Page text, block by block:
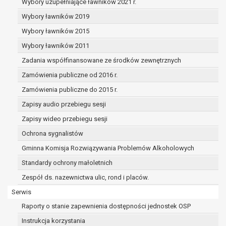
Wybory uzupełniające ławników 2021 r.
Wybory ławników 2019
Wybory ławników 2015
Wybory ławników 2011
Zadania współfinansowane ze środków zewnętrznych
Zamówienia publiczne od 2016 r.
Zamówienia publiczne do 2015 r.
Zapisy audio przebiegu sesji
Zapisy wideo przebiegu sesji
Ochrona sygnalistów
Gminna Komisja Rozwiązywania Problemów Alkoholowych
Standardy ochrony małoletnich
Zespół ds. nazewnictwa ulic, rond i placów.
Serwis
Raporty o stanie zapewnienia dostępności jednostek OSP
Instrukcja korzystania
wynikającego z przepisów prawa;
prawo do żądania ograniczenia
przetwarzania danych osobowych na
podstawie art. 18 RODO, w przypadku gdy:
osoba, której dane dotyczą
kwestionuje prawidłowość danych
osobowych – na okres pozwalający
administratorowi sprawdzić
prawidłowość tych danych,
przetwarzanie danych jest niezgodne
z prawem, a osoba, której dane
dotyczą, sprzeciwia się usunięciu
danych, żądając w zamian ich
ograniczenia,
administrator nie potrzebuje już
ustalenia, obrony lub dochodzenia
roszczeń,